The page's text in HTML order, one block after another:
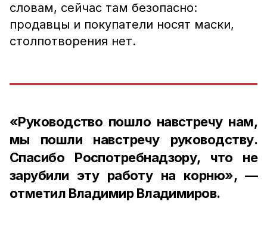
словам, сейчас там безопасно:
продавцы и покупатели носят маски,
столпотворения нет.
«Руководство пошло навстречу нам,
мы пошли навстречу руководству.
Спасибо Роспотребнадзору, что не
зарубили эту работу на корню», —
отметил Владимир Владимиров.